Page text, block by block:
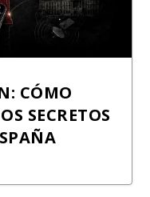
CÓMO
SECRETOS